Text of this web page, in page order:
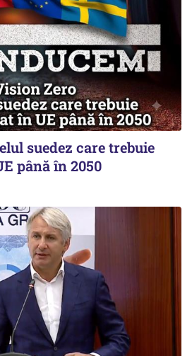
suedez care trebuie
până în 2050